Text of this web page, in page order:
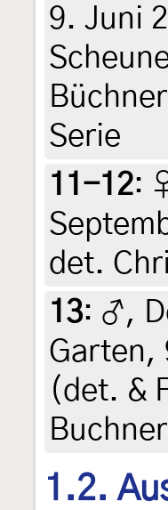
9. Juni
Serie
11-12:
det.
13: ♂,
Garten,
(det. &
Buchner
1.2.